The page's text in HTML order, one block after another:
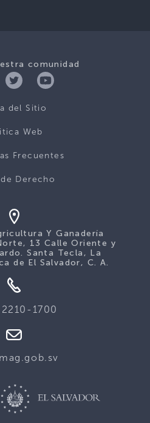
comunidad
del Sitio
Web
Frecuentes
Derecho
Y Ganadería
13 Calle Oriente y
Santa Tecla, La
de El Salvador, C. A.
1700